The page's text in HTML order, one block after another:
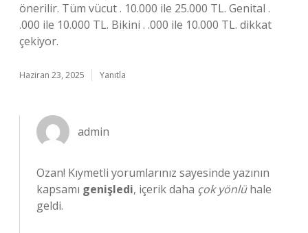
önerilir. Tüm vücut . 10.000 ile 25.000 TL. Genital .
.000 ile 10.000 TL. Bikini . .000 ile 10.000 TL. dikkat
çekiyor.
Haziran 23, 2025 Yanıtla
admin
Ozan! Kıymetli yorumlarınız sayesinde yazının
kapsamı genişledi, içerik daha çok yönlühale
geldi.